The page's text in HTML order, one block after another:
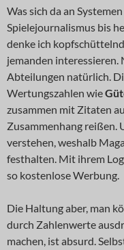
Was sich da an
Spielejournalismus bis
denke ich
jemanden interessieren.
Abteilungen natürlich.
Wertungszahlen wie
zusammen mit Zitaten
Zusammenhang reißen.
verstehen, weshalb
festhalten. Mit ihrem
so kostenlose Werbung.
Die Haltung aber, man
durch Zahlenwerte
machen, ist absurd.